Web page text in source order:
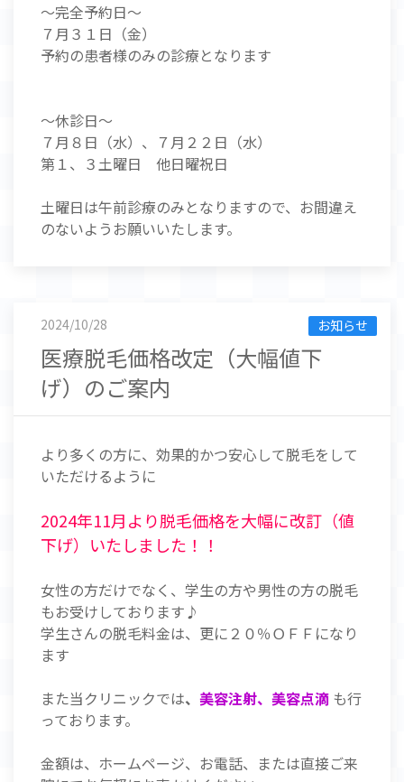
～完全予約日～
７月３１日（金）
予約の患者様のみの診療となります
～休診日～
７月８日（水）、７月２２日（水）
第１、３土曜日 他日曜祝日
土曜日は午前診療のみとなりますので、お間違え
のないようお願いいたします。
お知らせ
2024/10/28
医療脱毛価格改定（大幅値下
げ）のご案内
より多くの方に、効果的かつ安心して脱毛をして
いただけるように
2024年11月より脱毛価格を大幅に改訂（値
下げ）いたしました！！
女性の方だけでなく、学生の方や男性の方の脱毛
もお受けしております♪
学生さんの脱毛料金は、更に２０％ＯＦＦになり
ます
また当クリニックでは、 美容注射、美容点滴 も行
っております。
金額は、ホームページ、お電話、または直接ご来